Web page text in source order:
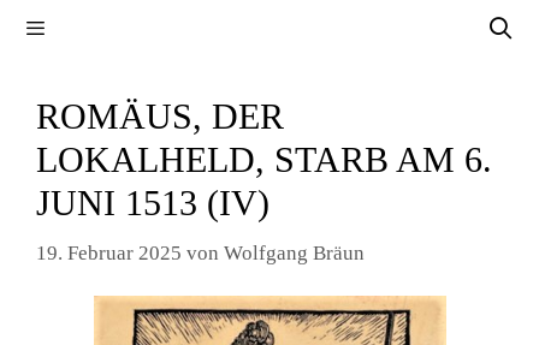
ROMÄUS, DER
LOKALHELD, STARB AM 6.
JUNI 1513 (IV)
19. Februar 2025 von Wolfgang Bräun